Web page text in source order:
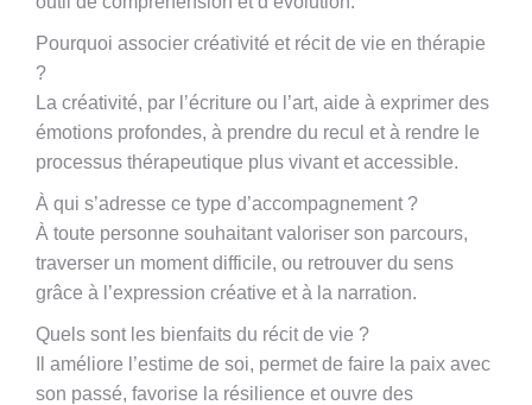
Pourquoi associer créativité et récit de vie en thérapie
?
La créativité, par l’écriture ou l’art, aide à exprimer des
émotions profondes, à prendre du recul et à rendre le
processus thérapeutique plus vivant et accessible.
À qui s’adresse ce type d’accompagnement ?
À toute personne souhaitant valoriser son parcours,
traverser un moment difficile, ou retrouver du sens
grâce à l’expression créative et à la narration.
Quels sont les bienfaits du récit de vie ?
Il améliore l’estime de soi, permet de faire la paix avec
son passé, favorise la résilience et ouvre des